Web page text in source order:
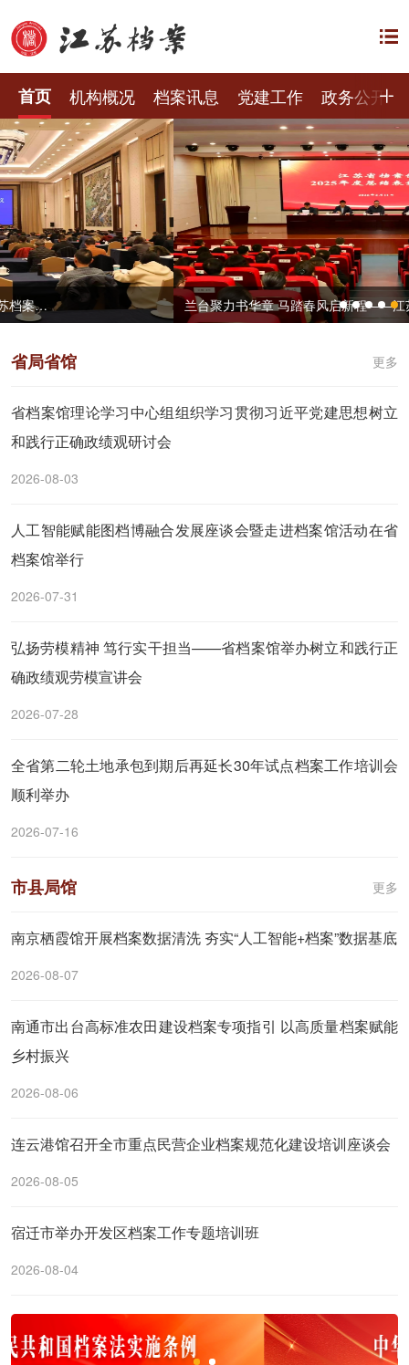
首页 机构概况 档案讯息 党建工作 政务公开
兰台聚力书华章 马踏春风启新程——江苏省档案馆召开2025年度总结表彰大会
省局省馆 更多
省档案馆理论学习中心组组织学习贯彻习近平党建思想树立
和践行正确政绩观研讨会
2026-08-03
人工智能赋能图档博融合发展座谈会暨走进档案馆活动在省
档案馆举行
2026-07-31
弘扬劳模精神 笃行实干担当——省档案馆举办树立和践行正
确政绩观劳模宣讲会
2026-07-28
全省第二轮土地承包到期后再延长30年试点档案工作培训会
顺利举办
2026-07-16
市县局馆 更多
南京栖霞馆开展档案数据清洗 夯实“人工智能+档案”数据基底
2026-08-07
南通市出台高标准农田建设档案专项指引 以高质量档案赋能
乡村振兴
2026-08-06
连云港馆召开全市重点民营企业档案规范化建设培训座谈会
2026-08-05
宿迁市举办开发区档案工作专题培训班
2026-08-04